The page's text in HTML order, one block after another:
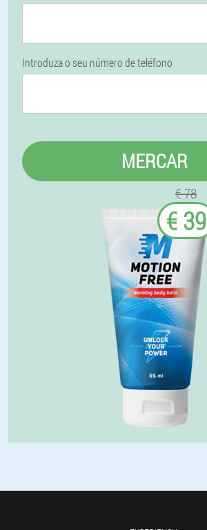
Introduza o seu número de teléfono
MERCAR
€ 78
€ 39